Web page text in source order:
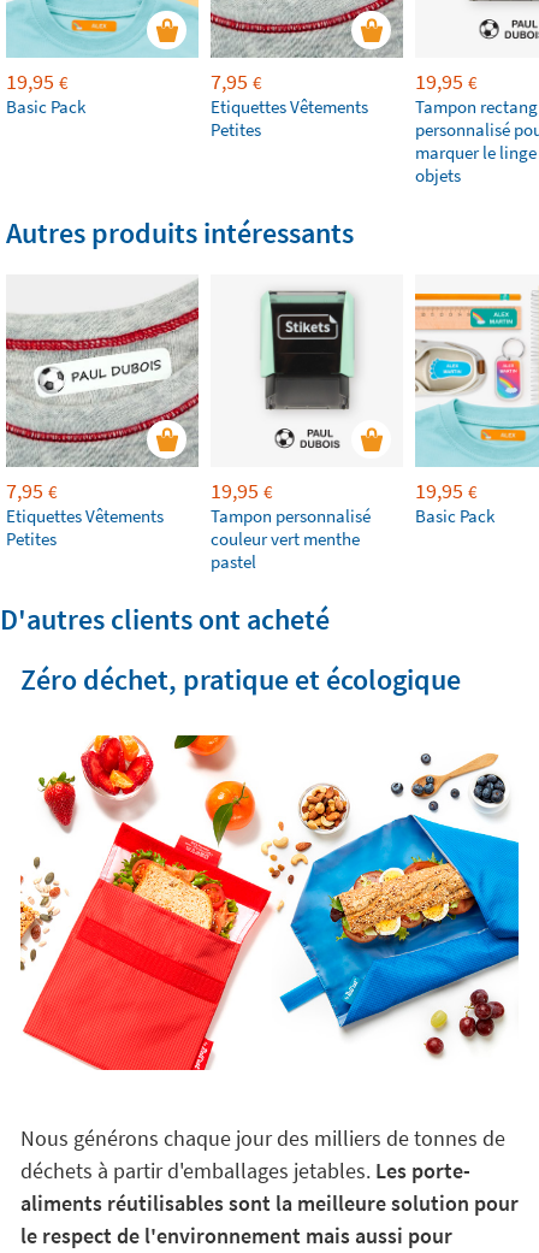
19,95 €
Basic Pack
7,95 €
Etiquettes Vêtements
Petites
19,95 €
Tampon
personnalisé
marquer le
objets
Autres produits intéressants
7,95 €
Etiquettes Vêtements
Petites
19,95 €
Tampon personnalisé
couleur vert menthe
pastel
19,95 €
Basic Pack
D'autres clients ont acheté
Zéro déchet, pratique et écologique
Nous générons chaque jour des milliers de tonnes de
déchets à partir d'emballages jetables. Les porte-
aliments réutilisables sont la meilleure solution pour
le respect de l'environnement mais aussi pour